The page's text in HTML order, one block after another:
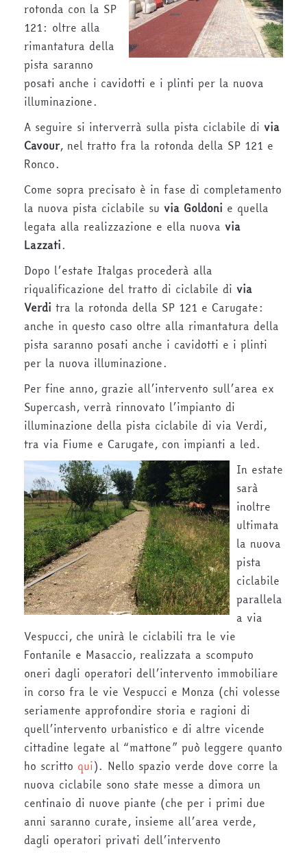
rotonda con la SP
121: oltre alla
rimantatura della
pista saranno
posati anche i cavidotti e i plinti per la nuova
illuminazione.
A seguire si interverrà sulla pista ciclabile di via
Cavour, nel tratto fra la rotonda della SP 121 e
Ronco.
Come sopra precisato è in fase di completamento
la nuova pista ciclabile su via Goldoni e quella
legata alla realizzazione e ella nuova via
Lazzati.
Dopo l’estate Italgas procederà alla
riqualificazione del tratto di ciclabile di via
Verdi tra la rotonda della SP 121 e Carugate:
anche in questo caso oltre alla rimantatura della
pista saranno posati anche i cavidotti e i plinti
per la nuova illuminazione.
Per fine anno, grazie all’intervento sull’area ex
Supercash, verrà rinnovato l’impianto di
illuminazione della pista ciclabile di via Verdi,
tra via Fiume e Carugate, con impianti a led.
In estate
sarà
inoltre
ultimata
la nuova
pista
ciclabile
parallela
a via
Vespucci, che unirà le ciclabili tra le vie
Fontanile e Masaccio, realizzata a scomputo
oneri dagli operatori dell’intervento immobiliare
in corso fra le vie Vespucci e Monza (chi volesse
seriamente approfondire storia e ragioni di
quell’intervento urbanistico e di altre vicende
cittadine legate al “mattone” può leggere quanto
ho scritto qui). Nello spazio verde dove corre la
nuova ciclabile sono state messe a dimora un
centinaio di nuove piante (che per i primi due
anni saranno curate, insieme all’area verde,
dagli operatori privati dell’intervento